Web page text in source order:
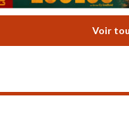
Voir